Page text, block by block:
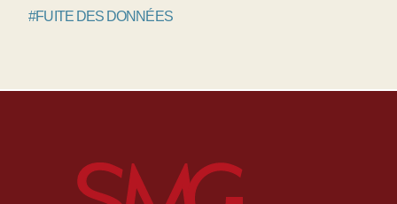
#FUITE DES DONNÉES